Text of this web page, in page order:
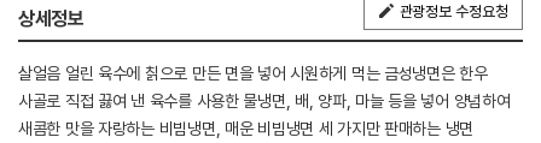
상세정보 관광정보 수정요청
살얼음 얼린 육수에 칡으로 만든 면을 넣어 시원하게 먹는 금성냉면은 한우
사골로 직접 끓여 낸 육수를 사용한 물냉면, 배, 양파, 마늘 등을 넣어 양념하여
새콤한 맛을 자랑하는 비빔냉면, 매운 비빔냉면 세 가지만 판매하는 냉면